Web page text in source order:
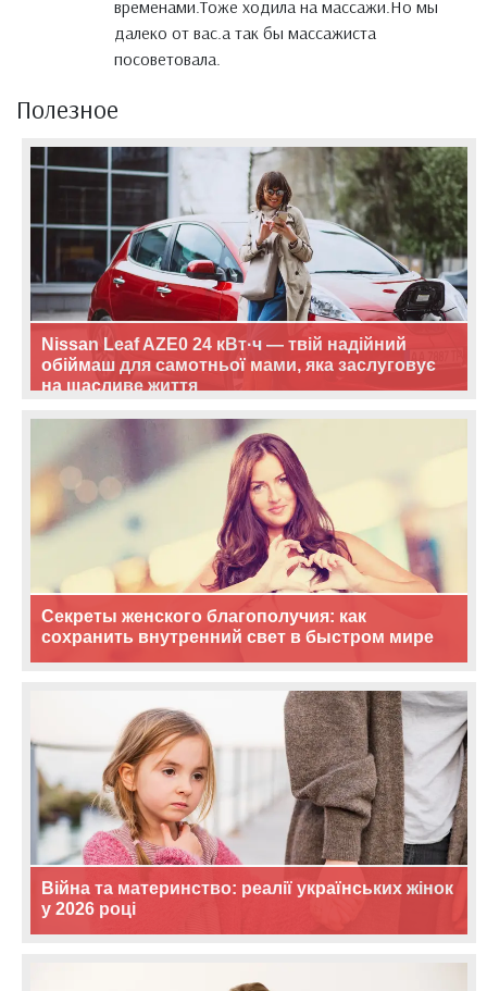
временами.Тоже ходила на массажи.Но мы
далеко от вас.а так бы массажиста
посоветовала.
Полезное
Nissan Leaf AZE0 24 кВт·ч — твій надійний
обіймаш для самотньої мами, яка заслуговує
на щасливе життя
Секреты женского благополучия: как
сохранить внутренний свет в быстром мире
Війна та материнство: реалії українських жінок
у 2026 році